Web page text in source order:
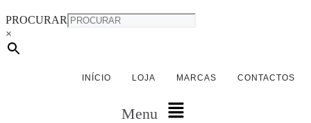
PROCURAR
×
INÍCIO LOJA MARCAS CONTACTOS
Menu